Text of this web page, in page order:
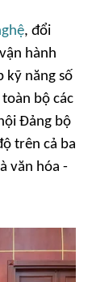
, đổi
hành
kỹ năng số
bộ các
Đảng bộ
trên cả ba
văn hóa -